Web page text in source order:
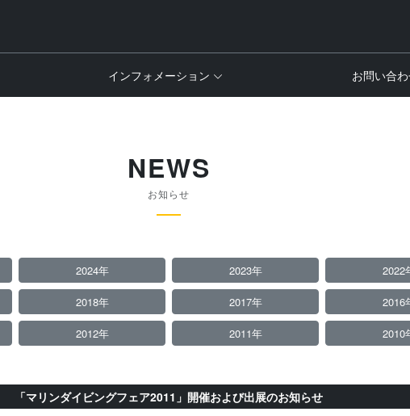
インフォメーション お問い合
NEWS
お知らせ
2024年 2023年 2022
2018年 2017年 2016
2012年 2011年 2010
「マリンダイビングフェア2011」開催および出展のお知らせ